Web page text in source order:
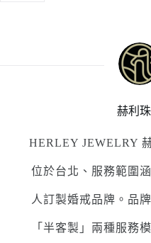
赫利
HERLEY JEWELRY
位於台北、服務範圍
人訂製婚戒品牌。品
「半客製」兩種服務